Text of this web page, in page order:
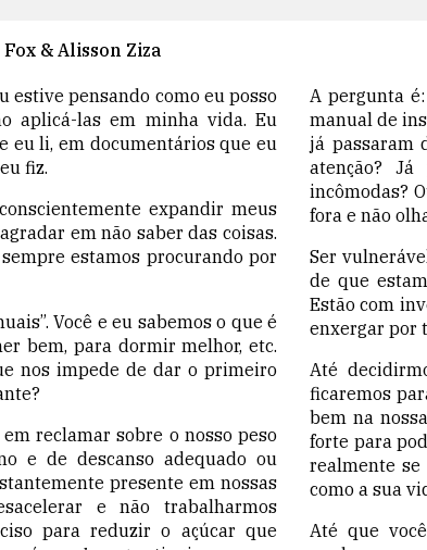
& Alisson Ziza
estive pensando como eu posso
aplicá-las em minha vida. Eu
eu li, em documentários que eu
fiz.
expandir meus
em não saber das coisas.
estamos procurando por
Você e eu sabemos o que é
bem, para dormir melhor, etc.
nos impede de dar o primeiro
reclamar sobre o nosso peso
e de descanso adequado ou
presente em nossas
e não trabalharmos
para reduzir o açúcar que
A pergunta
manual de
já passaram
atenção?
incômodas?
fora e não
Ser
de que
Estão com
enxergar por
Até
ficaremos
bem na
forte para
realmente
como a sua
Até que